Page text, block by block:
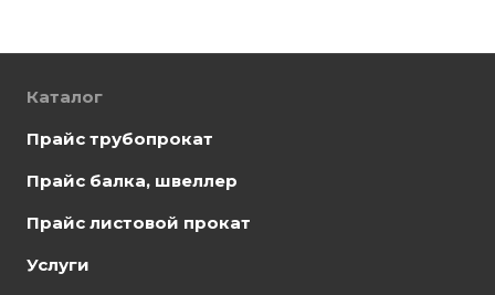
Каталог
Прайс трубопрокат
Прайс балка, швеллер
Прайс листовой прокат
Услуги